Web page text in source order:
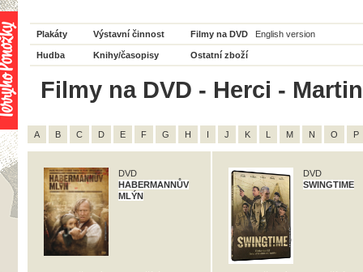
Plakáty Výstavní činnost Filmy na DVD English version
Hudba Knihy/časopisy Ostatní zboží
Filmy na DVD - Herci -
A B C D E F G H I J K L M N O P
DVD
HABERMANNŮV
MLÝN
DVD
SWINGTIME